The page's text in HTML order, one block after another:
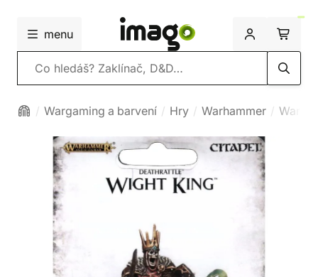
menu
Vyhledávání
Wargaming a barvení Hry Warhammer